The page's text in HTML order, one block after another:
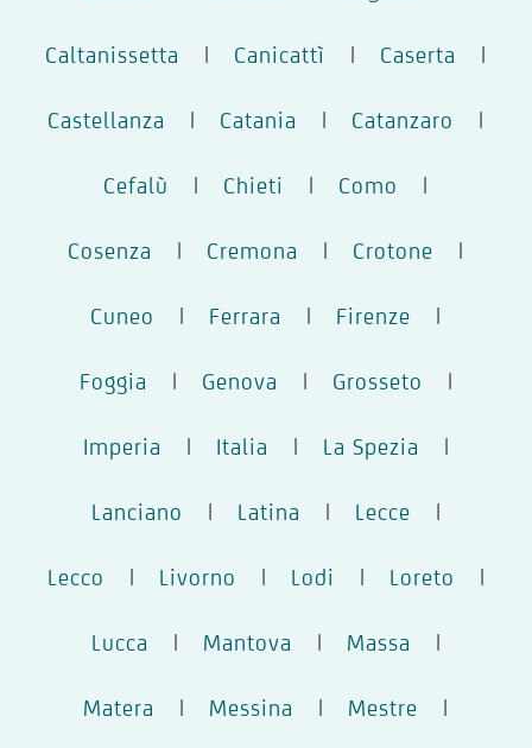
Caltanissetta | Canicattì | Caserta |
Castellanza | Catania | Catanzaro |
Cefalù | Chieti | Como |
Cosenza | Cremona | Crotone |
Cuneo | Ferrara | Firenze |
Foggia | Genova | Grosseto |
Imperia | Italia | La Spezia |
Lanciano | Latina | Lecce |
Lecco | Livorno | Lodi | Loreto |
Lucca | Mantova | Massa |
Matera | Messina | Mestre |